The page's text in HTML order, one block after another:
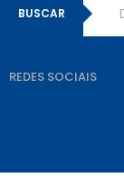
BUSCAR
REDES SOCIAIS